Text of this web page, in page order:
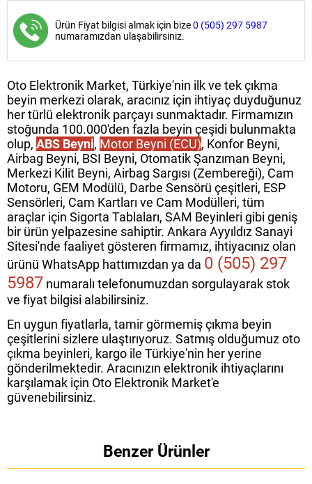
Ürün Fiyat bilgisi almak için bize0 (505) 297 5987
numaramızdan ulaşabilirsiniz.
Oto Elektronik Market, Türkiye'nin ilk ve tek çıkma
beyin merkezi olarak, aracınız için ihtiyaç duyduğunuz
her türlü elektronik parçayı sunmaktadır. Firmamızın
stoğunda 100.000'den fazla beyin çeşidi bulunmakta
olup, ABS Beyni, Motor Beyni (ECU), Konfor Beyni,
Airbag Beyni, BSI Beyni, Otomatik Şanzıman Beyni,
Merkezi Kilit Beyni, Airbag Sargısı (Zembereği), Cam
Motoru, GEM Modülü, Darbe Sensörü çeşitleri, ESP
Sensörleri, Cam Kartları ve Cam Modülleri, tüm
araçlar için Sigorta Tablaları, SAM Beyinleri gibi geniş
bir ürün yelpazesine sahiptir. Ankara Ayyıldız Sanayi
Sitesi'nde faaliyet gösteren firmamız, ihtiyacınız olan
ürünü WhatsApp hattımızdan ya da 0 (505) 297
5987 numaralı telefonumuzdan sorgulayarak stok
ve fiyat bilgisi alabilirsiniz.
En uygun fiyatlarla, tamir görmemiş çıkma beyin
çeşitlerini sizlere ulaştırıyoruz. Satmış olduğumuz oto
çıkma beyinleri, kargo ile Türkiye'nin her yerine
gönderilmektedir. Aracınızın elektronik ihtiyaçlarını
karşılamak için Oto Elektronik Market'e
güvenebilirsiniz.
Benzer Ürünler